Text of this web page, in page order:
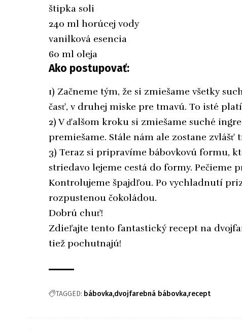
štipka soli
240 ml horúcej vody
vanilková esencia
60 ml oleja
Ako postupovať:
1) Začneme tým, že si zmiešame všetky
časť, v druhej miske pre tmavú. To isté
2) V ďalšom kroku si zmiešame suché
premiešame. Stále nám ale zostane zvlášť
3) Teraz si pripravíme bábovkovú formu,
striedavo lejeme cestá do formy. Pečieme
Kontrolujeme špajdľou. Po vychladnutí
rozpustenou čokoládou.
Dobrú chuť!
Zdieľajte tento fantastický recept na
tiež pochutnajú!
TAGGED: bábovka dvojfarebná bábovka recept